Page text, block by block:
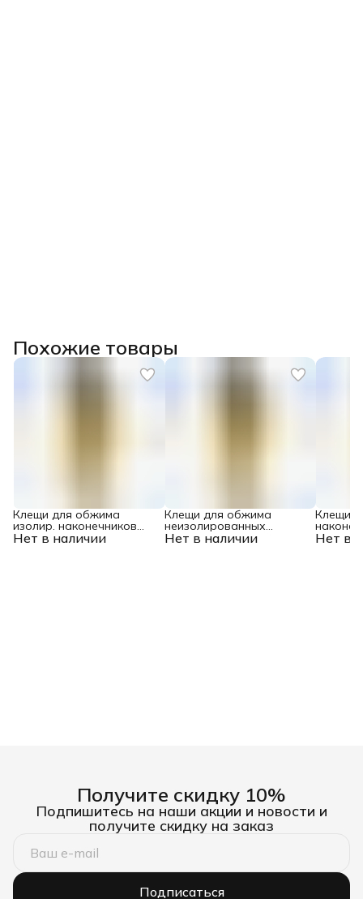
Похожие товары
Нет в наличии
Клещи для обжима
изолир. наконечников
НКИ и НВИ, разъемов Нет в наличии
Клещи для обжима
неизолированных
наконечников НК и НВ, Нет в
Клещи
НШВ,
Получите скидку 10%
Подпишитесь на наши акции и новости и
получите скидку на заказ
Подписаться